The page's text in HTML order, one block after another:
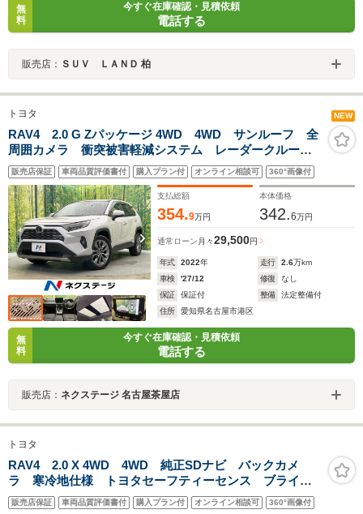
無
料
今すぐ在庫確認・見積依頼
電話する
販売店： ＳＵＶ ＬＡＮＤ 柏
トヨタ NEW
RAV4 2.0 G Zパッケージ 4WD 4WD サンルーフ 全
周囲カメラ 衝突被害軽減システム レーダークルー
ズ 禁煙車 電動リアゲート 前席シートエアコン パ
ワーシート コーナーセンサー スマートキー LEDヘ
ッド ETC2.0
販売店保証 車両品質評価書付 購入プラン付 オンライン相談可 360°画像付
支払総額
354.9万円
本体価格
342.6万円
通常ローン 月々29,500円
年式 2022年 走行 2.6万km
車検
'27/12 修復
なし
保証
保証付 整備
法定整備付
住所
愛知県名古屋市港区
無
料
今すぐ在庫確認・見積依頼
電話する
販売店： ネクステージ 名古屋茶屋店
トヨタ
RAV4 2.0 X 4WD 4WD 純正SDナビ バックカメ
ラ 寒冷地仕様 トヨタセーフティーセンス ブライン
ドスポットモニター レーダークルーズ 禁煙車 レザ
販売店保証 車両品質評価書付 購入プラン付 オンライン相談可 360°画像付